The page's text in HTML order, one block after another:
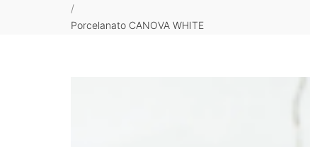
/
Porcelanato CANOVA WHITE